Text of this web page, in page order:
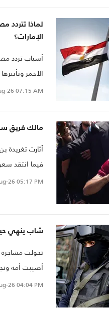
لماذا تتردد
الإمارات؟
أسباب تردد
الأحمر
2607:15 AM
مالك فريق
أثارت تغريدة
فيما انتقد
الأولى التي2605:17 PM
شاب ينهي
تحولت مشاجرة
أصيبت أمه
2604:04 PM